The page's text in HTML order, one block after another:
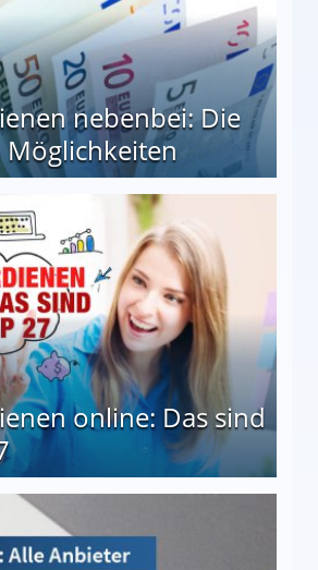
nebenbei: Die
Möglichkeiten
online: Das sind